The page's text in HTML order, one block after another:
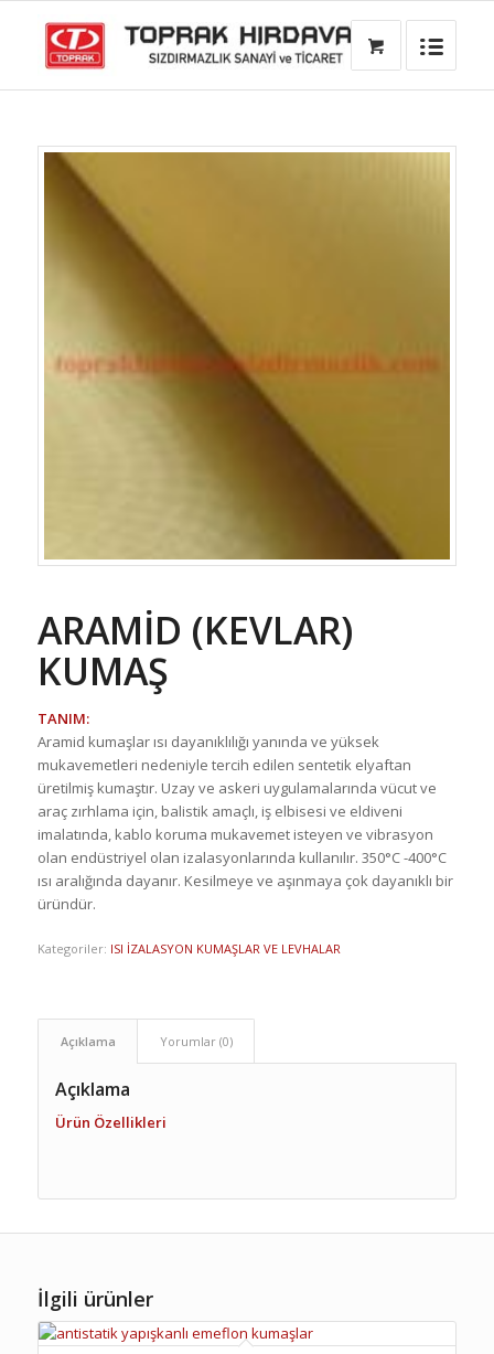
ARAMİD (KEVLAR)
KUMAŞ
TANIM:
Aramid kumaşlar ısı dayanıklılığı yanında ve yüksek
mukavemetleri nedeniyle tercih edilen sentetik elyaftan
üretilmiş kumaştır. Uzay ve askeri uygulamalarında vücut ve
araç zırhlama için, balistik amaçlı, iş elbisesi ve eldiveni
imalatında, kablo koruma mukavemet isteyen ve vibrasyon
olan endüstriyel olan izalasyonlarında kullanılır. 350°C -400°C
ısı aralığında dayanır. Kesilmeye ve aşınmaya çok dayanıklı bir
üründür.
Kategoriler: ISI İZALASYON KUMAŞLAR VE LEVHALAR
Açıklama Yorumlar (0)
Açıklama
Ürün Özellikleri
İlgili ürünler